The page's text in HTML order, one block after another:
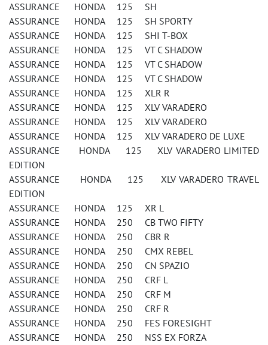
ASSURANCE HONDA 125 SH
ASSURANCE HONDA 125 SH SPORTY
ASSURANCE HONDA 125 SHI T-BOX
ASSURANCE HONDA 125 VT C SHADOW
ASSURANCE HONDA 125 VT C SHADOW
ASSURANCE HONDA 125 VT C SHADOW
ASSURANCE HONDA 125 XLR R
ASSURANCE HONDA 125 XLV VARADERO
ASSURANCE HONDA 125 XLV VARADERO
ASSURANCE HONDA 125 XLV VARADERO DE LUXE
ASSURANCE HONDA 125 XLV VARADERO LIMITED
EDITION
ASSURANCE HONDA 125 XLV VARADERO TRAVEL
EDITION
ASSURANCE HONDA 125 XR L
ASSURANCE HONDA 250 CB TWO FIFTY
ASSURANCE HONDA 250 CBR R
ASSURANCE HONDA 250 CMX REBEL
ASSURANCE HONDA 250 CN SPAZIO
ASSURANCE HONDA 250 CRF L
ASSURANCE HONDA 250 CRF M
ASSURANCE HONDA 250 CRF R
ASSURANCE HONDA 250 FES FORESIGHT
ASSURANCE HONDA 250 NSS EX FORZA